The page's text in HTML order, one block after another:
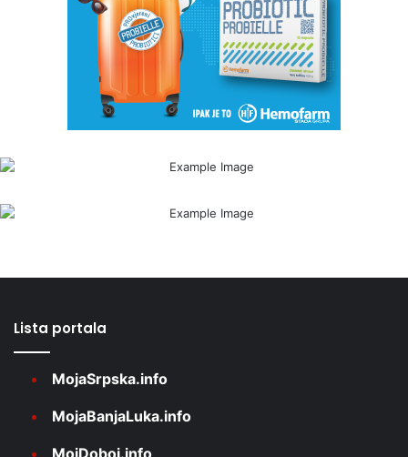
Lista portala
MojaSrpska.info
MojaBanjaLuka.info
MojDoboj.info